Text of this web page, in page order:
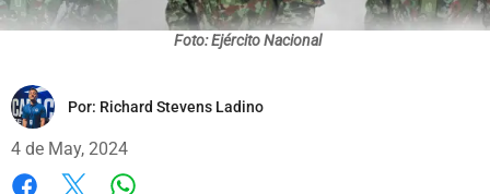
Foto: Ejército Nacional
Por: Richard Stevens Ladino
4 de May, 2024